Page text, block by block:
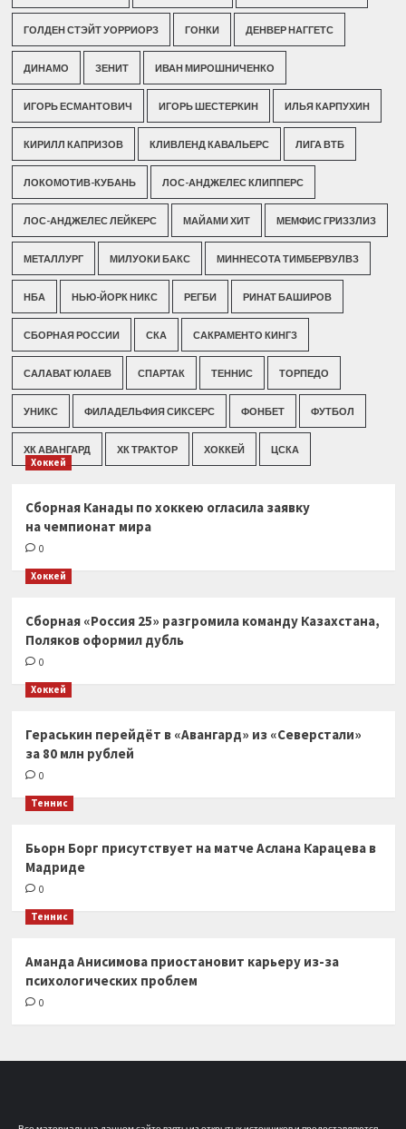
ГОЛДЕН СТЭЙТ УОРРИОРЗ ГОНКИ ДЕНВЕР НАГГЕТС
ДИНАМО ЗЕНИТ ИВАН МИРОШНИЧЕНКО
ИГОРЬ ЕСМАНТОВИЧ ИГОРЬ ШЕСТЕРКИН ИЛЬЯ КАРПУХИН
КИРИЛЛ КАПРИЗОВ КЛИВЛЕНД КАВАЛЬЕРС ЛИГА ВТБ
ЛОКОМОТИВ-КУБАНЬ ЛОС-АНДЖЕЛЕС КЛИППЕРС
ЛОС-АНДЖЕЛЕС ЛЕЙКЕРС МАЙАМИ ХИТ МЕМФИС ГРИЗЗЛИЗ
МЕТАЛЛУРГ МИЛУОКИ БАКС МИННЕСОТА ТИМБЕРВУЛВЗ
НБА НЬЮ-ЙОРК НИКС РЕГБИ РИНАТ БАШИРОВ
СБОРНАЯ РОССИИ СКА САКРАМЕНТО КИНГЗ
САЛАВАТ ЮЛАЕВ СПАРТАК ТЕННИС ТОРПЕДО
УНИКС ФИЛАДЕЛЬФИЯ СИКСЕРС ФОНБЕТ ФУТБОЛ
ХК АВАНГАРД ХК ТРАКТОР ХОККЕЙ ЦСКА
Хоккей
Сборная Канады по хоккею огласила заявку
на чемпионат мира
0
Хоккей
Сборная «Россия 25» разгромила команду Казахстана,
Поляков оформил дубль
0
Хоккей
Гераськин перейдёт в «Авангард» из «Северстали»
за 80 млн рублей
0
Теннис
Бьорн Борг присутствует на матче Аслана Карацева в
Мадриде
0
Теннис
Аманда Анисимова приостановит карьеру из-за
психологических проблем
0